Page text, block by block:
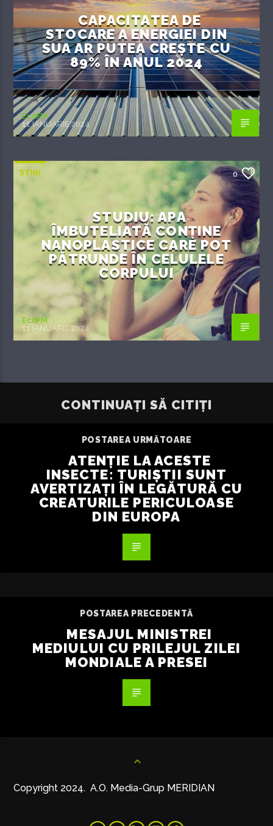
CAPACITATEA DE
STOCARE A ENERGIEI DIN
SUA AR PUTEA CREȘTE CU
89% ÎN ANUL 2024
EcoFM
11 IANUARIE 2024
ȘTIRI 0
STUDIU: APA
ÎMBUTELIATĂ CONȚINE
NANOPLASTICE CARE POT
PĂTRUNDE ÎN CELULELE
CORPULUI
EcoFM
11 IANUARIE 2024
CONTINUAȚI SĂ CITIȚI
POSTAREA URMĂTOARE
ATENȚIE LA ACESTE
INSECTE: TURIȘTII SUNT
AVERTIZAȚI ÎN LEGĂTURĂ CU
CREATURILE PERICULOASE
DIN EUROPA
POSTAREA PRECEDENTĂ
MESAJUL MINISTREI
MEDIULUI CU PRILEJUL ZILEI
MONDIALE A PRESEI
Copyright 2024. A.O. Media-Grup MERIDIAN